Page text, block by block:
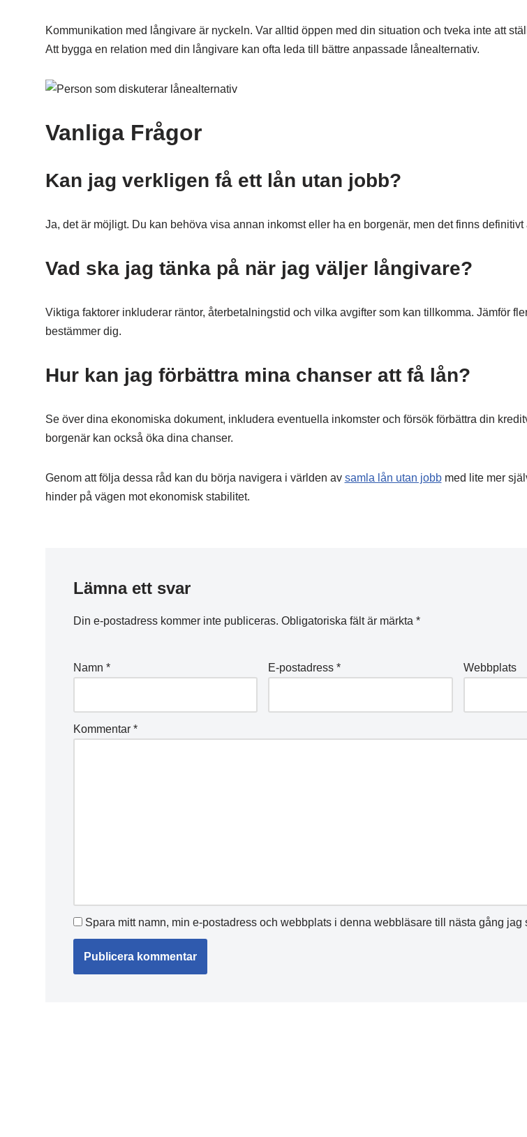
Kommunikation med långivare är nyckeln. Var alltid öppen med din situation och tveka inte att
Att bygga en relation med din långivare kan ofta leda till bättre anpassade lånealternativ.
Vanliga Frågor
Kan jag verkligen få ett lån utan jobb?
Ja, det är möjligt. Du kan behöva visa annan inkomst eller ha en borgenär, men det finns definitivt
Vad ska jag tänka på när jag väljer långivare?
Viktiga faktorer inkluderar räntor, återbetalningstid och vilka avgifter som kan tillkomma. Jämför
bestämmer dig.
Hur kan jag förbättra mina chanser att få lån?
Se över dina ekonomiska dokument, inkludera eventuella inkomster och försök förbättra din
borgenär kan också öka dina chanser.
Genom att följa dessa råd kan du börja navigera i världen av samla lån utan jobbmed lite mer
hinder på vägen mot ekonomisk stabilitet.
Lämna ett svar
Din e-postadress kommer inte publiceras. Obligatoriska fält är märkta *
Namn * E-postadress* Webbplats
Kommentar *
Spara mitt namn, min e-postadress och webbplats i denna webbläsare till nästa gång jag